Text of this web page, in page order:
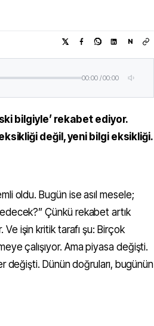
N
00:00/00:00
bilgiyle’ rekabet ediyor.
değil, yeni bilgi eksikliği.
oldu. Bugün ise asıl mesele;
Çünkü rekabet artık
işin kritik tarafı şu: Birçok
çalışıyor. Ama piyasa değişti.
değişti. Dünün doğruları, bugünün